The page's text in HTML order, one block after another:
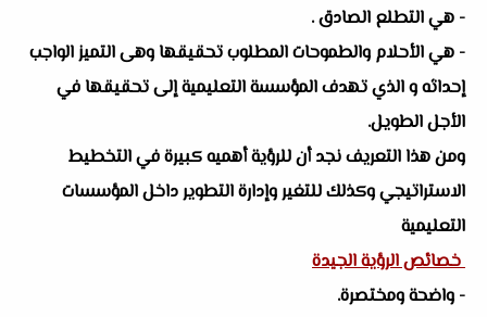
- هي التطلع الصادق .
- هي الأحلام والطموحات المطلوب تحقيقها وهى التميز الواجب
إحداثه و الذي تهدف المؤسسة التعليمية إلى تحقيقها في
الأجل الطويل.
ومن هذا التعريف نجد أن للرؤية أهميه كبيرة في التخطيط
الاستراتيجي وكذلك للتغير وإدارة التطوير داخل المؤسسات
التعليمية
خصائص الرؤية الجيدة
- واضحة ومختصرة.